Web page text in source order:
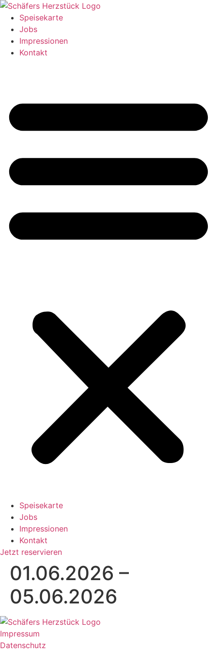
Zum
Inhalt
springen
Speisekarte
Jobs
Impressionen
Kontakt
Speisekarte
Jobs
Impressionen
Kontakt
Jetzt reservieren
01.06.2026 –
05.06.2026
Impressum
Datenschutz